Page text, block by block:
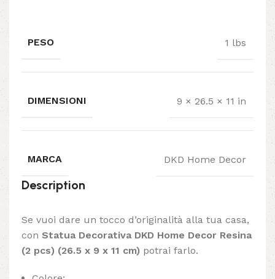
PESO 1 lbs
DIMENSIONI 9 × 26.5 × 11 in
MARCA DKD Home Decor
Description
Se vuoi dare un tocco d’originalità alla tua casa,
con Statua Decorativa DKD Home Decor Resina
(2 pcs) (26.5 x 9 x 11 cm) potrai farlo.